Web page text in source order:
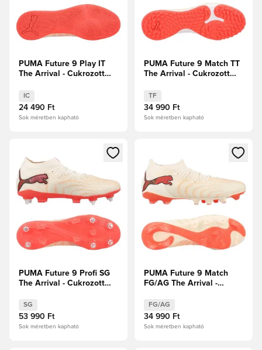
PUMA Future 9 Play IT
The Arrival - Cukrozott
Fehér/Ultra Red/PUMA
Fekete
IC
24 490 Ft
Sok méretben kapható
PUMA Future 9 Match TT
The Arrival - Cukrozott
Fehér/Ultra Red/PUMA
Fekete
TF
34 990 Ft
Sok méretben kapható
Megnyit egy modált a bejelentkezéshez vagy a tagként
PUMA Future 9 Profi SG
The Arrival - Cukrozott
Fehér/Ultra Red/PUMA
Fekete
SG
53 990 Ft
Sok méretben kapható
Megnyit egy modált a
PUMA Future 9 Match
FG/AG The Arrival -
Fehér/Ultra Red/PUMA
Fekete
FG/AG
34 990 Ft
Sok méretben kapható